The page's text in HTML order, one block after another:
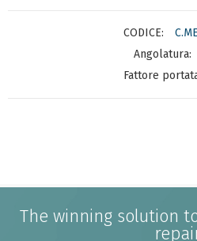
The winning solution